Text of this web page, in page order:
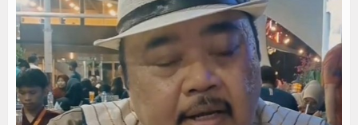
Operasi Laut Gabungan Sita 1,3 Ton Ketamine,
Pramono Anung Dukung Kolaborasi Bank
Sambut HUT RI ke-81, Wali Kota Depok Sebar
Bukan Sekadar Sponsor, Bank Jakarta Bangun
Yayasan Kreshna dan RS Husada Jakarta Resmi